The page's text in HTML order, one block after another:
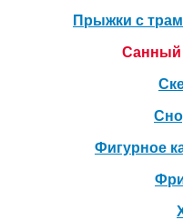
Прыжки с
Санный
Фигурное